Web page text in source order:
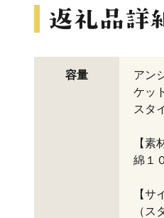
容量
アン
ケッ
スタ
【素
綿１
【サ
（ス